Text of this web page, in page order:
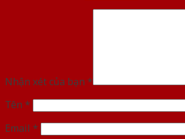
Nhận xét của bạn *
Tên *
Email *